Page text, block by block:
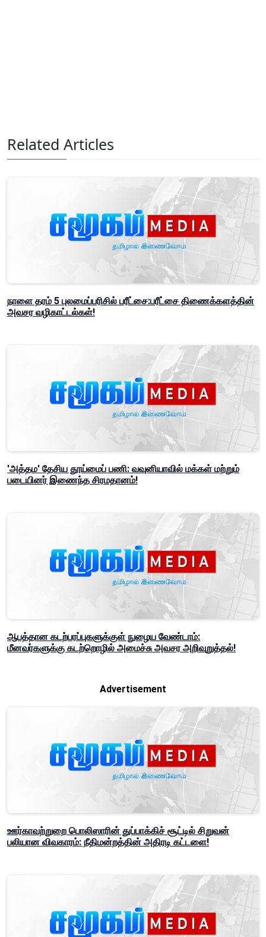
Related Articles
நாளை தரம் 5 புலமைப்பரிசில் பரீட்சை:பரீட்சை திணைக்களத்தின்
அவசர வழிகாட்டல்கள்!
'அத்தம' தேசிய தூய்மைப் பணி: வவுனியாவில் மக்கள் மற்றும்
படையினர் இணைந்த சிரமதானம்!
ஆபத்தான கடற்பரப்புகளுக்குள் நுழைய வேண்டாம்:
மீனவர்களுக்கு கடற்றொழில் அமைச்சு அவசர அறிவுறுத்தல்!
Advertisement
ஊர்காவற்றுறை பொலிஸாரின் துப்பாக்கிச் சூட்டில் சிறுவன்
பலியான விவகாரம்: நீதிமன்றத்தின் அதிரடி கட்டளை!